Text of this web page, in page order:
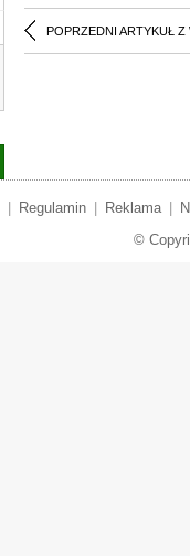
POPRZEDNI ARTYKUŁ Z
Regulamin Reklama
©